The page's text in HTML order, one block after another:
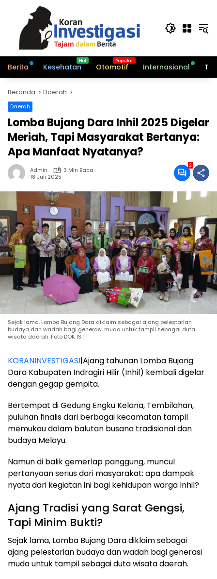
Berita Kesehatan Otomotif Internasional
Beranda Daerah
Daerah
Lomba Bujang Dara Inhil 2025 Digelar
Meriah, Tapi Masyarakat Bertanya:
Apa Manfaat Nyatanya?
Admin
3 Min Baca
18 Juli 2025
2
Sejak lama, Lomba Bujang Dara diklaim sebagai ajang pelestarian
budaya dan wadah bagi generasi muda untuk tampil sebagai duta
wisata daerah. Foto DOK IST
KORANINVESTIGASI|Ajang tahunan Lomba Bujang
Dara Kabupaten Indragiri Hilir (Inhil) kembali digelar
dengan gegap gempita.
Bertempat di Gedung Engku Kelana, Tembilahan,
puluhan finalis dari berbagai kecamatan tampil
memukau dalam balutan busana tradisional dan
budaya Melayu.
Namun di balik gemerlap panggung, muncul
pertanyaan serius dari masyarakat: apa dampak
nyata dari kegiatan ini bagi kehidupan warga Inhil?
Ajang Tradisi yang Sarat Gengsi,
Tapi Minim Bukti?
Sejak lama, Lomba Bujang Dara diklaim sebagai
ajang pelestarian budaya dan wadah bagi generasi
muda untuk tampil sebagai duta wisata daerah.